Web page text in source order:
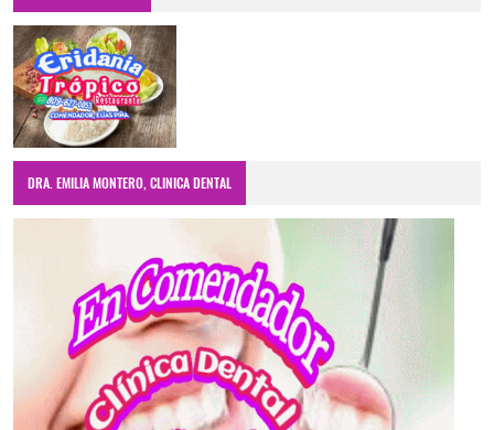
DRA. EMILIA MONTERO, CLINICA DENTAL